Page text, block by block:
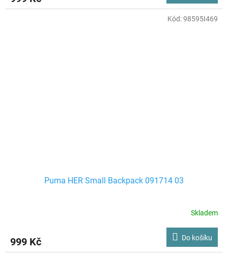
Puma HER Small Backpack 091714 03
Skladem
999 Kč Do košíku
Kód:98595I469